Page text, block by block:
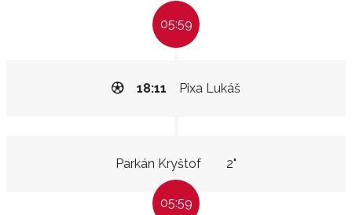
05:59
Pixa Lukáš
18:11
Parkán Kryštof 2"
05:59